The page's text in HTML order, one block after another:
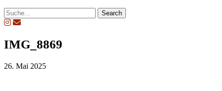
Search
IMG_8869
26. Mai 2025